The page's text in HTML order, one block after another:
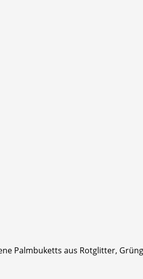
Palmbuketts aus Rotglitter,